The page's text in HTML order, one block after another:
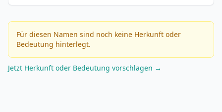
Für diesen Namen sind noch keine Herkunft oder
Bedeutung hinterlegt.
Jetzt Herkunft oder Bedeutung vorschlagen →